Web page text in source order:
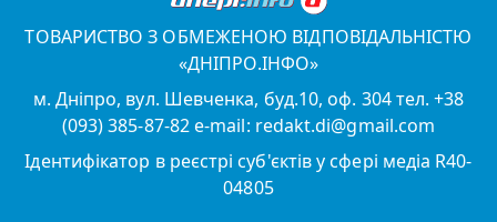
ТОВАРИСТВО З ОБМЕЖЕНОЮ ВІДПОВІДАЛЬНІСТЮ
«ДНІПРО.ІНФО»
м. Дніпро, вул. Шевченка, буд.10, оф. 304 тел. +38
(093) 385-87-82 e-mail: redakt.di@gmail.com
Ідентифікатор в реєстрі суб'єктів у сфері медіа R40-
04805